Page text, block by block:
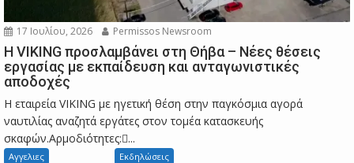
17 Ιουλίου, 2026 Permissos Newsroom
Η VIKING προσλαμβάνει στη Θήβα – Νέες θέσεις
εργασίας με εκπαίδευση και ανταγωνιστικές
αποδοχές
Η εταιρεία VIKING με ηγετική θέση στην παγκόσμια αγορά
ναυτιλίας αναζητά εργάτες στον τομέα κατασκευής
σκαφών.Αρμοδιότητες:...
Αγγελιες Εκδηλώσεις